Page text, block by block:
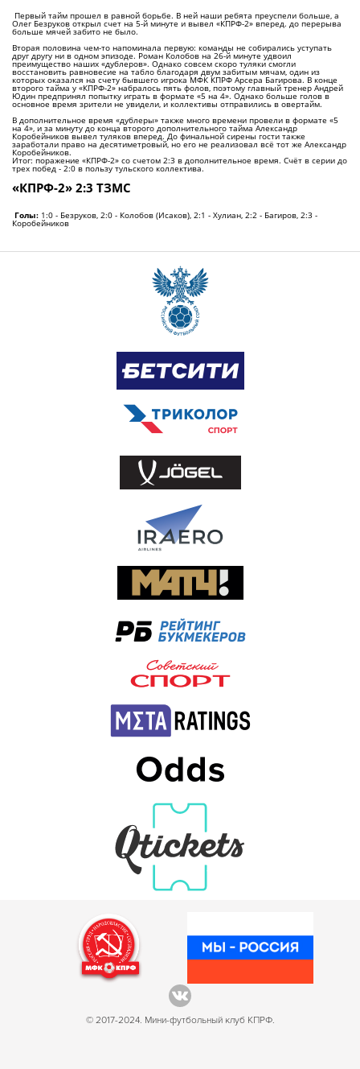
Первый тайм прошел в равной борьбе. В ней наши ребята преуспели больше, а
Олег Безруков открыл счет на 5-й минуте и вывел «КПРФ-2» вперед. до перерыва
больше мячей забито не было.
Вторая половина чем-то напоминала первую: команды не собирались уступать
друг другу ни в одном эпизоде. Роман Колобов на 26-й минуте удвоил
преимущество наших «дублеров». Однако совсем скоро туляки смогли
восстановить равновесие на табло благодаря двум забитым мячам, один из
которых оказался на счету бывшего игрока МФК КПРФ Арсера Багирова. В конце
второго тайма у «КПРФ-2» набралось пять фолов, поэтому главный тренер Андрей
Юдин предпринял попытку играть в формате «5 на 4». Однако больше голов в
основное время зрители не увидели, и коллективы отправились в овертайм.
В дополнительное время «дублеры» также много времени провели в формате «5
на 4», и за минуту до конца второго дополнительного тайма Александр
Коробейников вывел туляков вперед. До финальной сирены гости также
заработали право на десятиметровый, но его не реализовал всё тот же Александр
Коробейников.
Итог: поражение «КПРФ-2» со счетом 2:3 в дополнительное время. Счёт в серии до
трех побед - 2:0 в пользу тульского коллектива.
«КПРФ-2» 2:3 ТЗМС
Голы: 1:0 - Безруков, 2:0 - Колобов (Исаков), 2:1 - Хулиан, 2:2 - Багиров, 2:3 -
Коробейников
© 2017-2024. Мини-футбольный клуб КПРФ.